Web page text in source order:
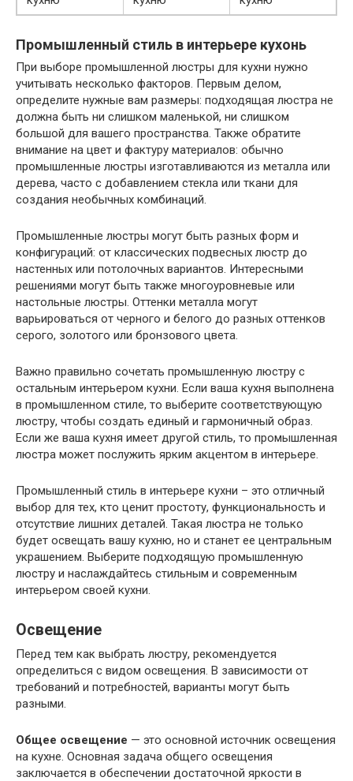
Промышленный стиль в интерьере кухонь
При выборе промышленной люстры для кухни нужно
учитывать несколько факторов. Первым делом,
определите нужные вам размеры: подходящая люстра не
должна быть ни слишком маленькой, ни слишком
большой для вашего пространства. Также обратите
внимание на цвет и фактуру материалов: обычно
промышленные люстры изготавливаются из металла или
дерева, часто с добавлением стекла или ткани для
создания необычных комбинаций.
Промышленные люстры могут быть разных форм и
конфигураций: от классических подвесных люстр до
настенных или потолочных вариантов. Интересными
решениями могут быть также многоуровневые или
настольные люстры. Оттенки металла могут
варьироваться от черного и белого до разных оттенков
серого, золотого или бронзового цвета.
Важно правильно сочетать промышленную люстру с
остальным интерьером кухни. Если ваша кухня выполнена
в промышленном стиле, то выберите соответствующую
люстру, чтобы создать единый и гармоничный образ.
Если же ваша кухня имеет другой стиль, то промышленная
люстра может послужить ярким акцентом в интерьере.
Промышленный стиль в интерьере кухни – это отличный
выбор для тех, кто ценит простоту, функциональность и
отсутствие лишних деталей. Такая люстра не только
будет освещать вашу кухню, но и станет ее центральным
украшением. Выберите подходящую промышленную
люстру и наслаждайтесь стильным и современным
интерьером своей кухни.
Освещение
Перед тем как выбрать люстру, рекомендуется
определиться с видом освещения. В зависимости от
требований и потребностей, варианты могут быть
разными.
Общее освещение — это основной источник освещения
на кухне. Основная задача общего освещения
заключается в обеспечении достаточной яркости в